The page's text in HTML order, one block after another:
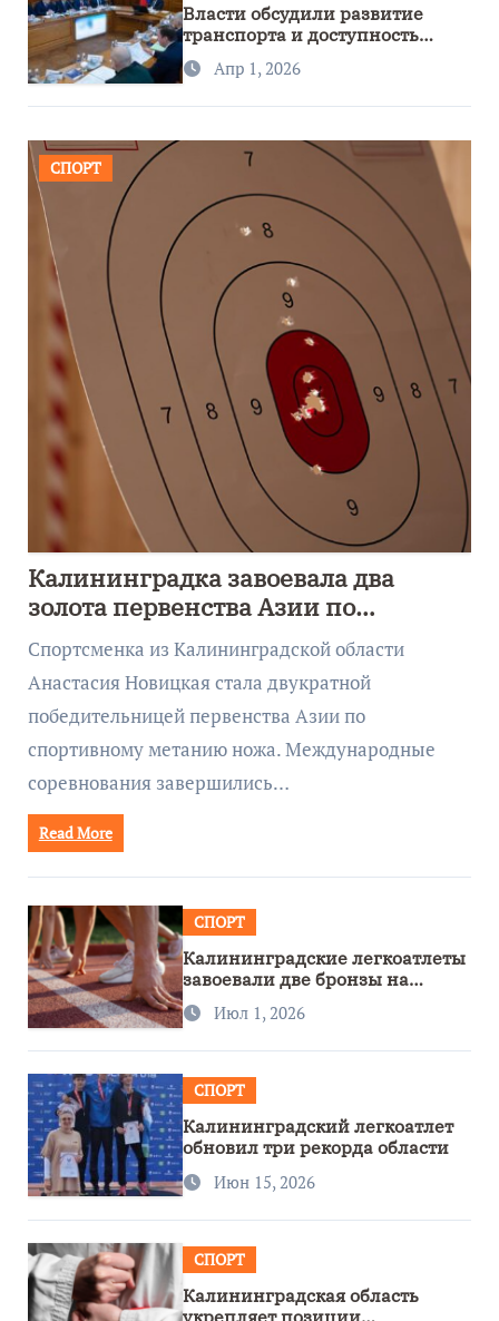
Власти обсудили развитие
транспорта и доступность
региона
Апр 1, 2026
СПОРТ
Калининградка завоевала два
золота первенства Азии по
метанию ножа
Спортсменка из Калининградской области
Анастасия Новицкая стала двукратной
победительницей первенства Азии по
спортивному метанию ножа. Международные
соревнования завершились…
Read More
СПОРТ
Калининградские легкоатлеты
завоевали две бронзы на
первенстве России
Июл 1, 2026
СПОРТ
Калининградский легкоатлет
обновил три рекорда области
Июн 15, 2026
СПОРТ
Калининградская область
укрепляет позиции